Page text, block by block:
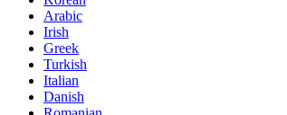
Arabic
Irish
Greek
Turkish
Italian
Danish